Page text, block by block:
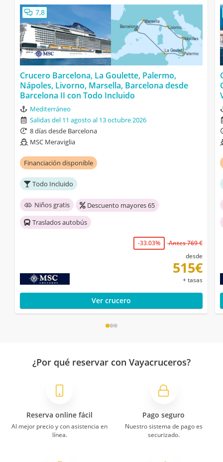
7,8
Crucero Barcelona, La Goulette, Palermo,
Nápoles, Livorno, Marsella, Barcelona desde
Barcelona II con Todo Incluido
Mediterráneo
Salidas del 11 agosto al 13 octubre 2026
8 días desde Barcelona
MSC Meraviglia
Financiación disponible
Todo Incluido
Niños gratis
Descuento mayores 65
Traslados autobús
-33.03%
Antes 769 €
desde
515€
+ tasas
Ver crucero
¿Por qué reservar con Vayacruceros?
Reserva online fácil
Al mejor precio y con asistencia en
línea.
Pago seguro
Nuestro sistema de pago es
securizado.